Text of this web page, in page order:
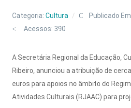
Categoria: Cultura
Publicado
Acessos: 390
A Secretária Regional da Educação,
Ribeiro, anunciou a atribuição de
euros para apoios no âmbito do
Atividades Culturais (RJAAC) para